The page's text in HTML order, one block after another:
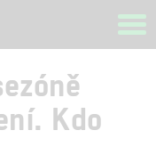
Kdo